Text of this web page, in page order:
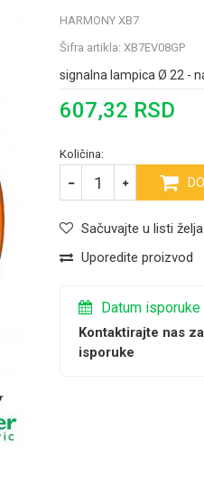
HARMONY XB7
Šifra artikla: XB7EV08GP
signalna lampica Ø 22 -
607,32 RSD
Količina:
Sačuvajte u listi želja
Uporedite proizvod
Datum isporuke
Kontaktirajte nas
isporuke